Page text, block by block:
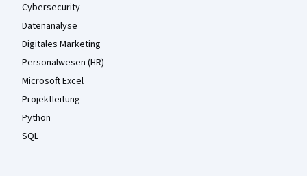
Cybersecurity
Datenanalyse
Digitales Marketing
Personalwesen (HR)
Microsoft Excel
Projektleitung
Python
SQL